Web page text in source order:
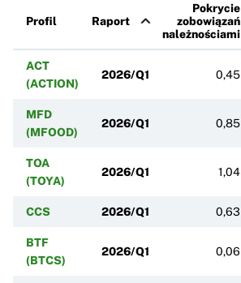
Profil Raport
Pokrycie
zobowiązań
należnościami
ACT
(ACTION)
2026/Q1 0,45
MFD
(MFOOD)
2026/Q1 0,85
TOA
(TOYA)
2026/Q1 1,04
CCS 2026/Q1 0,63
BTF
(BTCS)
2026/Q1 0,06